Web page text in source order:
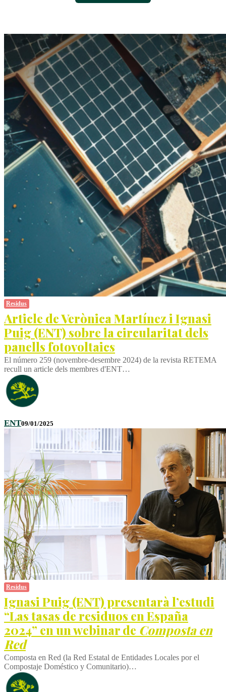
Residus
Article de Verònica Martínez i Ignasi
Puig (ENT) sobre la circularitat dels
panells fotovoltaics
El número 259 (novembre-desembre 2024) de la revista RETEMA
recull un article dels membres d'ENT…
ENT09/01/2025
Residus
Ignasi Puig (ENT) presentarà l’estudi
“Las tasas de residuos en España
2024” en un webinar de Composta en
Red
Composta en Red (la Red Estatal de Entidades Locales por el
Compostaje Doméstico y Comunitario)…